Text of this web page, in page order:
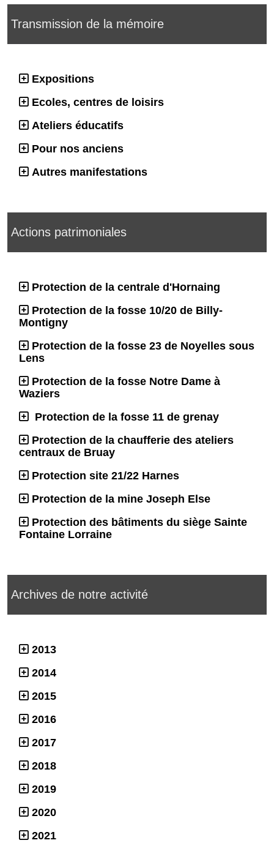
Transmission de la mémoire
Expositions
Ecoles, centres de loisirs
Ateliers éducatifs
Pour nos anciens
Autres manifestations
Actions patrimoniales
Protection de la centrale d'Hornaing
Protection de la fosse 10/20 de Billy-
Montigny
Protection de la fosse 23 de Noyelles sous
Lens
Protection de la fosse Notre Dame à
Waziers
Protection de la fosse 11 de grenay
Protection de la chaufferie des ateliers
centraux de Bruay
Protection site 21/22 Harnes
Protection de la mine Joseph Else
Protection des bâtiments du siège Sainte
Fontaine Lorraine
Archives de notre activité
2013
2014
2015
2016
2017
2018
2019
2020
2021